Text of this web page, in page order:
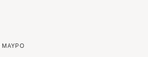
ΜΑΥΡΟ